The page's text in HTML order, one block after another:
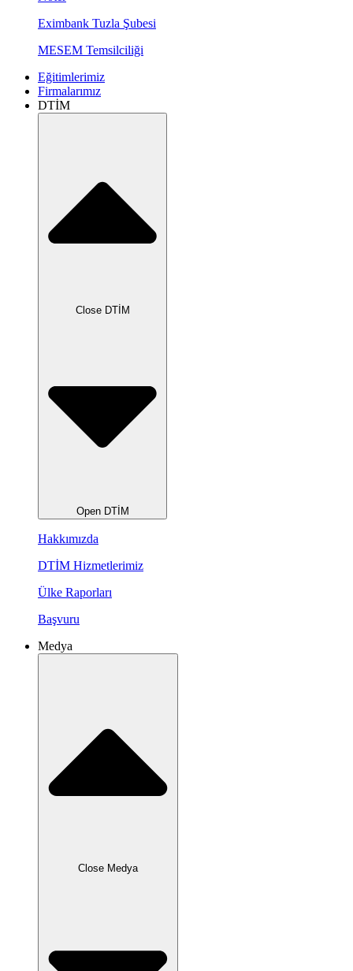
Eximbank Tuzla Şubesi
MESEM Temsilciliği
Eğitimlerimiz
Firmalarımız
DTİM
Close DTİM
Open DTİM
Hakkımızda
DTİM Hizmetlerimiz
Ülke Raporları
Başvuru
Medya
Close Medya